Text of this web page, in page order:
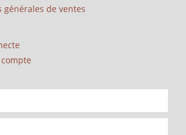
générales de ventes